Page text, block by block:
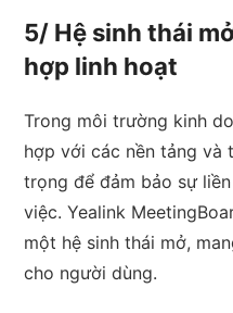
5/ Hệ sinh thái
hợp linh hoạt
Trong môi trường kinh
hợp với các nền tảng và
trọng để đảm bảo sự
việc. Yealink
một hệ sinh thái mở,
cho người dùng.